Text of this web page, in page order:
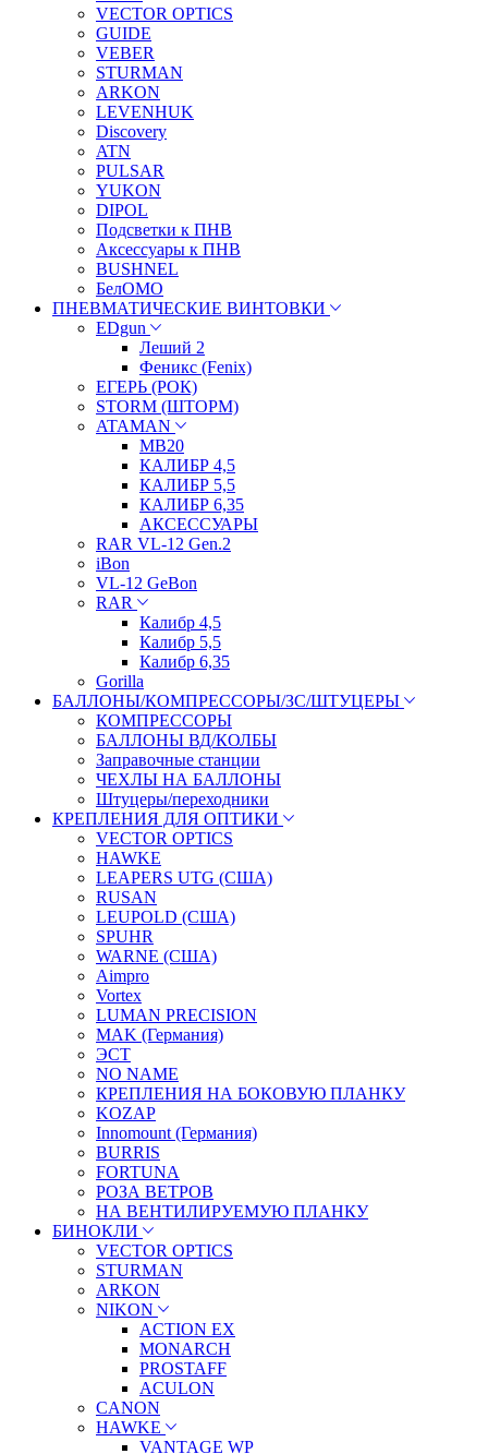
VECTOR OPTICS
GUIDE
VEBER
STURMAN
ARKON
LEVENHUK
Discovery
ATN
PULSAR
YUKON
DIPOL
Подсветки к ПНВ
Аксессуары к ПНВ
BUSHNEL
БелОМО
ПНЕВМАТИЧЕСКИЕ ВИНТОВКИ
EDgun
Леший 2
Феникс (Fenix)
ЕГЕРЬ (РОК)
STORM (ШТОРМ)
ATAMAN
МВ20
КАЛИБР 4,5
КАЛИБР 5,5
КАЛИБР 6,35
АКСЕССУАРЫ
RAR VL-12 Gen.2
iBon
VL-12 GeBon
RAR
Калибр 4,5
Калибр 5,5
Калибр 6,35
Gorilla
БАЛЛОНЫ/КОМПРЕССОРЫ/ЗС/ШТУЦЕРЫ
КОМПРЕССОРЫ
БАЛЛОНЫ ВД/КОЛБЫ
Заправочные станции
ЧЕХЛЫ НА БАЛЛОНЫ
Штуцеры/переходники
КРЕПЛЕНИЯ ДЛЯ ОПТИКИ
VECTOR OPTICS
HAWKE
LEAPERS UTG (США)
RUSAN
LEUPOLD (США)
SPUHR
WARNE (США)
Aimpro
Vortex
LUMAN PRECISION
MAK (Германия)
ЭСТ
NO NAME
КРЕПЛЕНИЯ НА БОКОВУЮ ПЛАНКУ
KOZAP
Innomount (Германия)
BURRIS
FORTUNA
РОЗА ВЕТРОВ
НА ВЕНТИЛИРУЕМУЮ ПЛАНКУ
БИНОКЛИ
VECTOR OPTICS
STURMAN
ARKON
NIKON
ACTION EX
MONARCH
PROSTAFF
ACULON
CANON
HAWKE
VANTAGE WP